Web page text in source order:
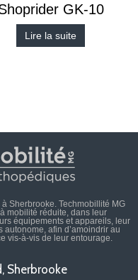
GK-10
Lire la suite
Sherbrooke. Techmobillité MG
mobilité réduite, dans leur
équipements et appareils, leur
autonome, afin d’amoindrir au
vis-à-vis de leur entourage.
Sherbrooke